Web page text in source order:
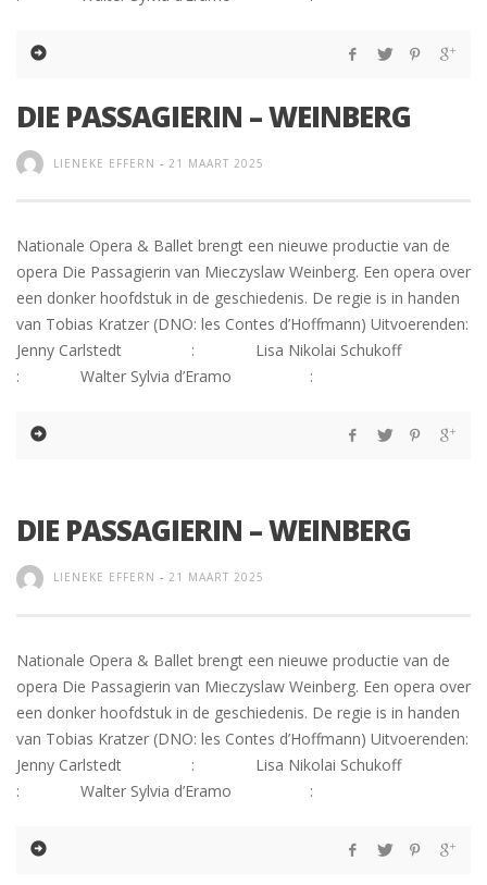
DIE PASSAGIERIN – WEINBERG
LIENEKE EFFERN - 21 MAART 2025
Nationale Opera & Ballet brengt een nieuwe productie van de
opera Die Passagierin van Mieczyslaw Weinberg. Een opera over
een donker hoofdstuk in de geschiedenis. De regie is in handen
van Tobias Kratzer (DNO: les Contes d’Hoffmann) Uitvoerenden:
Jenny Carlstedt : Lisa Nikolai Schukoff
: Walter Sylvia d’Eramo :
DIE PASSAGIERIN – WEINBERG
LIENEKE EFFERN - 21 MAART 2025
Nationale Opera & Ballet brengt een nieuwe productie van de
opera Die Passagierin van Mieczyslaw Weinberg. Een opera over
een donker hoofdstuk in de geschiedenis. De regie is in handen
van Tobias Kratzer (DNO: les Contes d’Hoffmann) Uitvoerenden:
Jenny Carlstedt : Lisa Nikolai Schukoff
: Walter Sylvia d’Eramo :